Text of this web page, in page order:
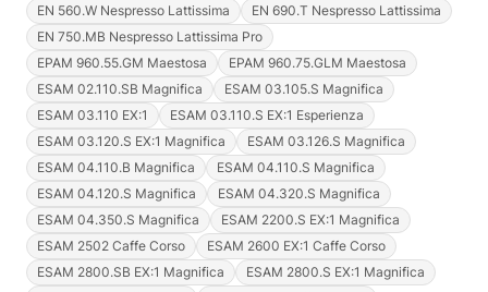
EN 560.W Nespresso Lattissima
EN 690.T Nespresso Lattissima
EN 750.MB Nespresso Lattissima Pro
EPAM 960.55.GM Maestosa
EPAM 960.75.GLM Maestosa
ESAM 02.110.SB Magnifica
ESAM 03.105.S Magnifica
ESAM 03.110 EX:1
ESAM 03.110.S EX:1 Esperienza
ESAM 03.120.S EX:1 Magnifica
ESAM 03.126.S Magnifica
ESAM 04.110.B Magnifica
ESAM 04.110.S Magnifica
ESAM 04.120.S Magnifica
ESAM 04.320.S Magnifica
ESAM 04.350.S Magnifica
ESAM 2200.S EX:1 Magnifica
ESAM 2502 Caffe Corso
ESAM 2600 EX:1 Caffe Corso
ESAM 2800.SB EX:1 Magnifica
ESAM 2800.S EX:1 Magnifica